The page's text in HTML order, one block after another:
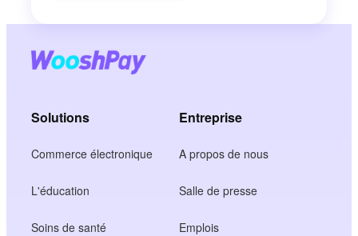
Solutions
Commerce électronique
L'éducation
Soins de santé
Entreprise
A propos de nous
Salle de presse
Emplois